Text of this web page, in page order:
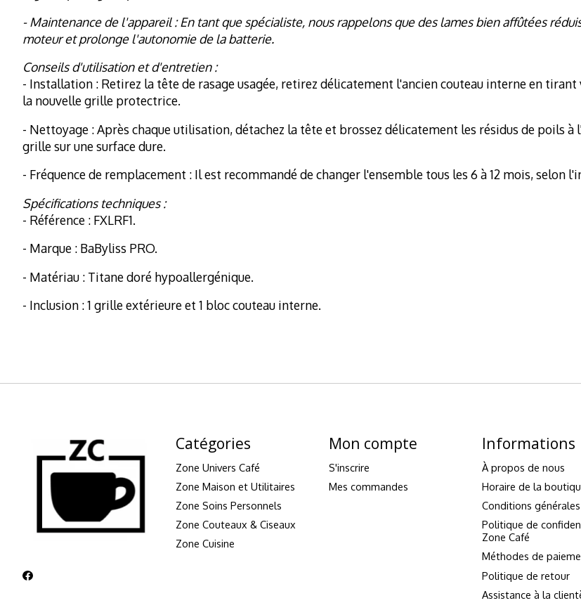
- Maintenance de l'appareil : En tant que spécialiste, nous rappelons que des lames bien affûtées
moteur et prolonge l'autonomie de la batterie.
Conseils d'utilisation et d'entretien :
- Installation : Retirez la tête de rasage usagée, retirez délicatement l'ancien couteau interne en tirant
la nouvelle grille protectrice.
- Nettoyage : Après chaque utilisation, détachez la tête et brossez délicatement les résidus de poils
grille sur une surface dure.
- Fréquence de remplacement : Il est recommandé de changer l'ensemble tous les 6 à 12 mois,
Spécifications techniques :
- Référence : FXLRF1.
- Marque : BaByliss PRO.
- Matériau : Titane doré hypoallergénique.
- Inclusion : 1 grille extérieure et 1 bloc couteau interne.
Catégories
Zone Univers Café
Zone Maison et Utilitaires
Zone Soins Personnels
Zone Couteaux & Ciseaux
Zone Cuisine
Mon compte
S'inscrire
Mes commandes
Informations
À propos de nous
Horaire de la
Conditions générales
Politique de
Zone Café
Méthodes de
Politique de retour
Assistance à la